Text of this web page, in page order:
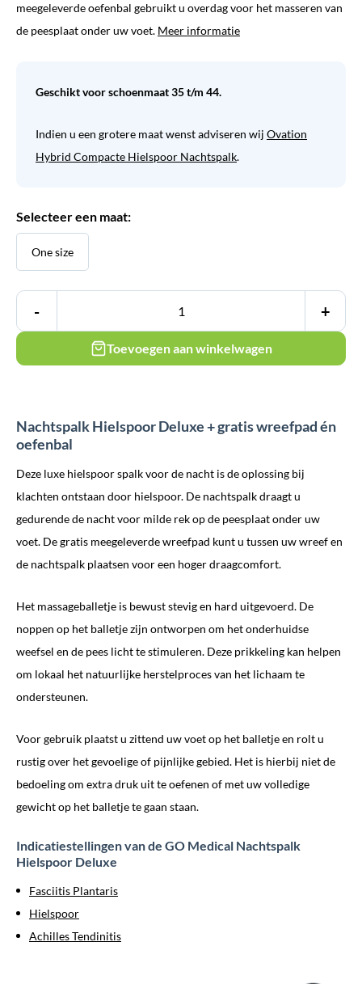
meegeleverde oefenbal gebruikt u overdag voor het masseren van
de peesplaat onder uw voet. Meer informatie
Geschikt voor schoenmaat 35 t/m 44.
Indien u een grotere maat wenst adviseren wij Ovation
Hybrid Compacte Hielspoor Nachtspalk.
Selecteer een maat:
One size
- +
Toevoegen aan winkelwagen
Nachtspalk Hielspoor Deluxe + gratis wreefpad én
oefenbal
Deze luxe hielspoor spalk voor de nacht is de oplossing bij
klachten ontstaan door hielspoor. De nachtspalk draagt u
gedurende de nacht voor milde rek op de peesplaat onder uw
voet. De gratis meegeleverde wreefpad kunt u tussen uw wreef en
de nachtspalk plaatsen voor een hoger draagcomfort.
Het massageballetje is bewust stevig en hard uitgevoerd. De
noppen op het balletje zijn ontworpen om het onderhuidse
weefsel en de pees licht te stimuleren. Deze prikkeling kan helpen
om lokaal het natuurlijke herstelproces van het lichaam te
ondersteunen.
Voor gebruik plaatst u zittend uw voet op het balletje en rolt u
rustig over het gevoelige of pijnlijke gebied. Het is hierbij niet de
bedoeling om extra druk uit te oefenen of met uw volledige
gewicht op het balletje te gaan staan.
Indicatiestellingen van de GO Medical Nachtspalk
Hielspoor Deluxe
Fasciitis Plantaris
Hielspoor
Achilles Tendinitis